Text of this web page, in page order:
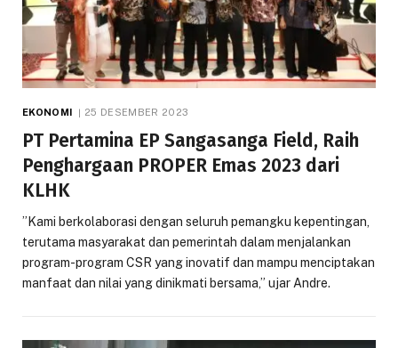
EKONOMI 25 DESEMBER 2023
PT Pertamina EP Sangasanga Field, Raih
Penghargaan PROPER Emas 2023 dari
KLHK
”Kami berkolaborasi dengan seluruh pemangku kepentingan,
terutama masyarakat dan pemerintah dalam menjalankan
program-program CSR yang inovatif dan mampu menciptakan
manfaat dan nilai yang dinikmati bersama,” ujar Andre.